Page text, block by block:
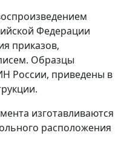
Федерации
приказов,
Образцы
России, приведены в
изготавливаются
расположения